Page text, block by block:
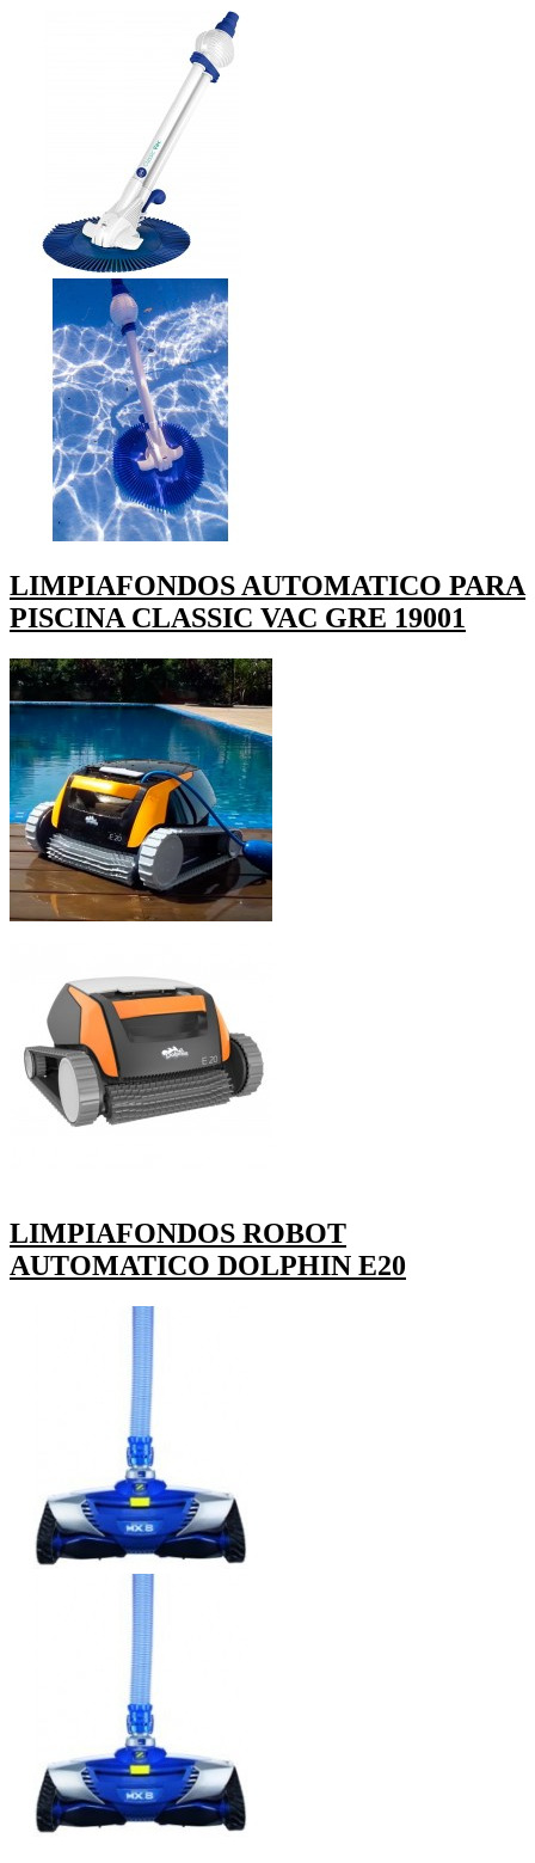
LIMPIAFONDOS AUTOMATICO PARA
PISCINA CLASSIC VAC GRE 19001
LIMPIAFONDOS ROBOT
AUTOMATICO DOLPHIN E20